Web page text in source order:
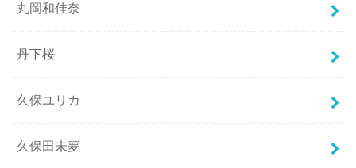
丸岡和佳奈
丹下桜
久保ユリカ
久保田未夢